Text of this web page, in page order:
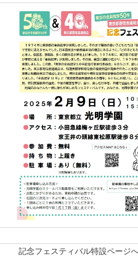
記念フェスティバル特設ページ